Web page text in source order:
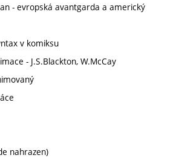
- evropská avantgarda a americký
v komiksu
- J.S.Blackton, W.McCay
nahrazen)